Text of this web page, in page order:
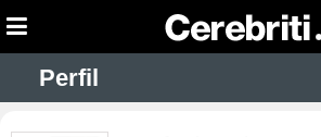
Perfil